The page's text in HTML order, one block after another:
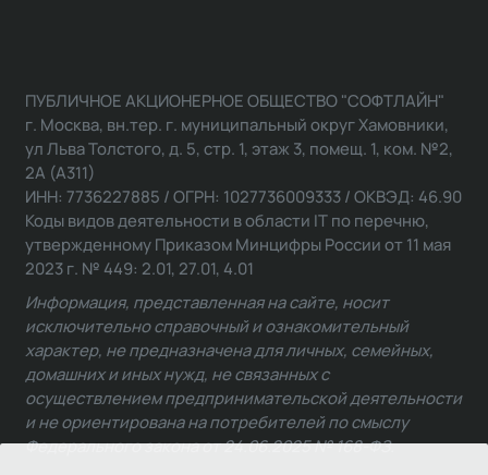
ПУБЛИЧНОЕ АКЦИОНЕРНОЕ ОБЩЕСТВО "СОФТЛАЙН"
г. Москва, вн.тер. г. муниципальный округ Хамовники,
ул Льва Толстого, д. 5, стр. 1, этаж 3, помещ. 1, ком. №2,
2А (А311)
ИНН: 7736227885 / ОГРН: 1027736009333 / ОКВЭД: 46.90
Коды видов деятельности в области IT по перечню,
утвержденному Приказом Минцифры России от 11 мая
2023 г. № 449: 2.01, 27.01, 4.01
Информация, представленная на сайте, носит
исключительно справочный и ознакомительный
характер, не предназначена для личных, семейных,
домашних и иных нужд, не связанных с
осуществлением предпринимательской деятельности
и не ориентирована на потребителей по смыслу
Федерального закона от 24.06.2025 № 168-ФЗ.